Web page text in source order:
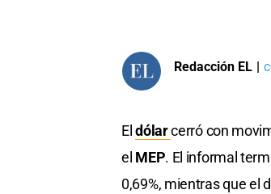
Redacción EL |
Eldólarcerró con
el MEP. El informal
0,69%, mientras que el